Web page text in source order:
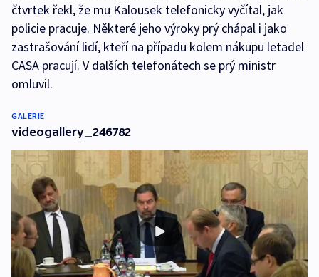
čtvrtek řekl, že mu Kalousek telefonicky vyčítal, jak
policie pracuje. Některé jeho výroky prý chápal i jako
zastrašování lidí, kteří na případu kolem nákupu letadel
CASA pracují. V dalších telefonátech se prý ministr
omluvil.
GALERIE
videogallery_246782